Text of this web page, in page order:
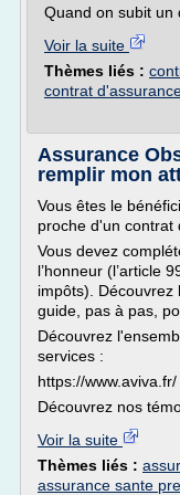
Quand on subit un
Voir la suite
Thèmes liés :
contrat
Assurance
remplir mon
Vous êtes le
proche d'un contrat
Vous devez
l’honneur (l’article
impôts). Découvrez
guide, pas à pas,
Découvrez
services :
https://www.aviva.fr/
Découvrez nos
Voir la suite
Thèmes liés :
assurance sante